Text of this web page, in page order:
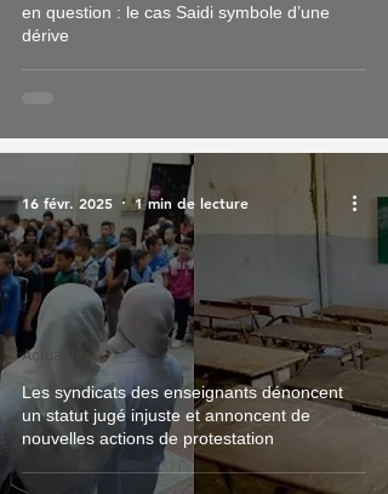
en question : le cas Saidi symbole d’une
dérive
Les syndicats des enseignants dénoncent
un statut jugé injuste et annoncent de
nouvelles actions de protestation
Actualité
16 févr. 2025 1 min de lecture